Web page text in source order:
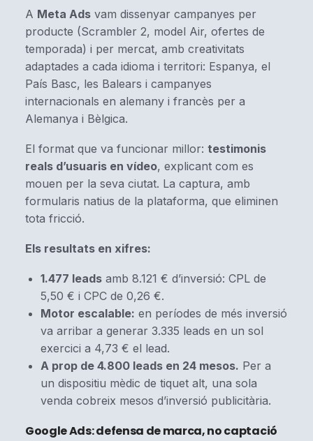
A Meta Ads vam dissenyar campanyes per
producte (Scrambler 2, model Air, ofertes de
temporada) i per mercat, amb creativitats
adaptades a cada idioma i territori: Espanya, el
País Basc, les Balears i campanyes
internacionals en alemany i francès per a
Alemanya i Bèlgica.
El format que va funcionar millor: testimonis
reals d’usuaris en vídeo, explicant com es
mouen per la seva ciutat. La captura, amb
formularis natius de la plataforma, que eliminen
tota fricció.
Els resultats en xifres:
1.477 leads amb 8.121 € d’inversió: CPL de
5,50 € i CPC de 0,26 €.
Motor escalable: en períodes de més inversió
va arribar a generar 3.335 leads en un sol
exercici a 4,73 € el lead.
A prop de 4.800 leads en 24 mesos. Per a
un dispositiu mèdic de tiquet alt, una sola
venda cobreix mesos d’inversió publicitària.
Google Ads: defensa de marca, no captació